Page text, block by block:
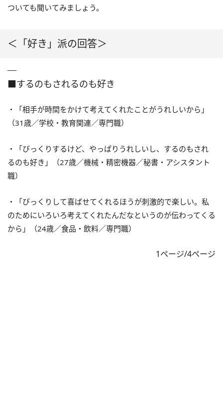
ついても聞いてみましょう。
＜「好き」派の回答＞
■するのもされるのも好き
・「相手が時間をかけて考えてくれたことがうれしいから」
（31歳／学校・教育関連／専門職）
・「びっくりするけど、やっぱりうれしいし、するのもされ
るのも好き」（27歳／機械・精密機器／秘書・アシスタント
職）
・「びっくりして喜ばせてくれるほうが刺激的で楽しい。私
のためにいろいろ考えてくれたんだなというのが伝わってくる
から」（24歳／食品・飲料／専門職）
1ページ/4ページ